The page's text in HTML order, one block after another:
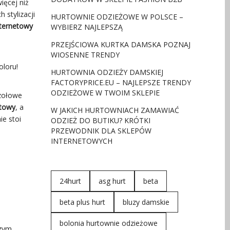
niż
stylizacji
, a
stoi
HURTOWNIE ODZIEŻOWE W POLSCE –
WYBIERZ NAJLEPSZĄ
PRZEJŚCIOWA KURTKA DAMSKA POZNAJ
WIOSENNE TRENDY
HURTOWNIA ODZIEŻY DAMSKIEJ
FACTORYPRICE.EU – NAJLEPSZE TRENDY
ODZIEŻOWE W TWOIM SKLEPIE
W JAKICH HURTOWNIACH ZAMAWIAĆ
ODZIEŻ DO BUTIKU? KRÓTKI
PRZEWODNIK DLA SKLEPÓW
INTERNETOWYCH
24hurt asg hurt beta
beta plus hurt bluzy damskie
bolonia hurtownie odzieżowe